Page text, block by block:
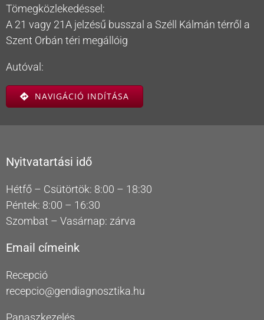
Tömegközlekedéssel:
A 21 vagy 21A jelzésű busszal a Széll Kálmán térről a
Szent Orbán téri megállóig
Autóval:
NAVIGÁCIÓ INDÍTÁSA
Nyitvatartási idő
Hétfő – Csütörtök: 8:00 – 18:30
Péntek: 8:00 – 16:30
Szombat – Vasárnap: zárva
Email címeink
Recepció
recepcio@gendiagnosztika.hu
Panaszkezelés